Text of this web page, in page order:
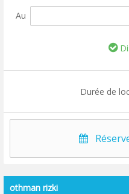
Au
Durée de
othman rizki